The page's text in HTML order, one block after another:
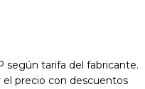
según tarifa del fabricante.
el precio con descuentos